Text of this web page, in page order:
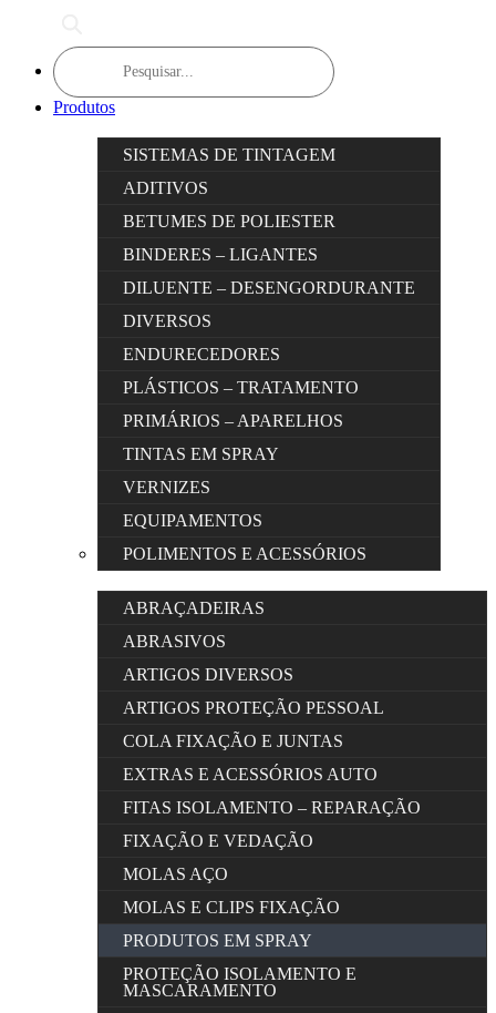
Products
search
Produtos
SISTEMAS DE TINTAGEM
ADITIVOS
BETUMES DE POLIESTER
BINDERES – LIGANTES
DILUENTE – DESENGORDURANTE
DIVERSOS
ENDURECEDORES
PLÁSTICOS – TRATAMENTO
PRIMÁRIOS – APARELHOS
TINTAS EM SPRAY
VERNIZES
EQUIPAMENTOS
POLIMENTOS E ACESSÓRIOS
ABRAÇADEIRAS
ABRASIVOS
ARTIGOS DIVERSOS
ARTIGOS PROTEÇÃO PESSOAL
COLA FIXAÇÃO E JUNTAS
EXTRAS E ACESSÓRIOS AUTO
FITAS ISOLAMENTO – REPARAÇÃO
FIXAÇÃO E VEDAÇÃO
MOLAS AÇO
MOLAS E CLIPS FIXAÇÃO
PRODUTOS EM SPRAY
PROTEÇÃO ISOLAMENTO E
MASCARAMENTO